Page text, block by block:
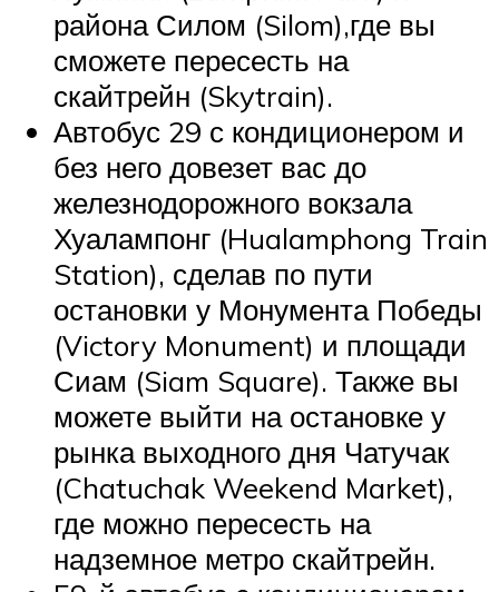
района Силом (Silom),где вы
сможете пересесть на
скайтрейн (Skytrain).
Автобус 29 с кондиционером и
без него довезет вас до
железнодорожного вокзала
Хуалампонг (Hualamphong Train
Station), сделав по пути
остановки у Монумента Победы
(Victory Monument) и площади
Сиам (Siam Square). Также вы
можете выйти на остановке у
рынка выходного дня Чатучак
(Chatuchak Weekend Market),
где можно пересесть на
надземное метро скайтрейн.